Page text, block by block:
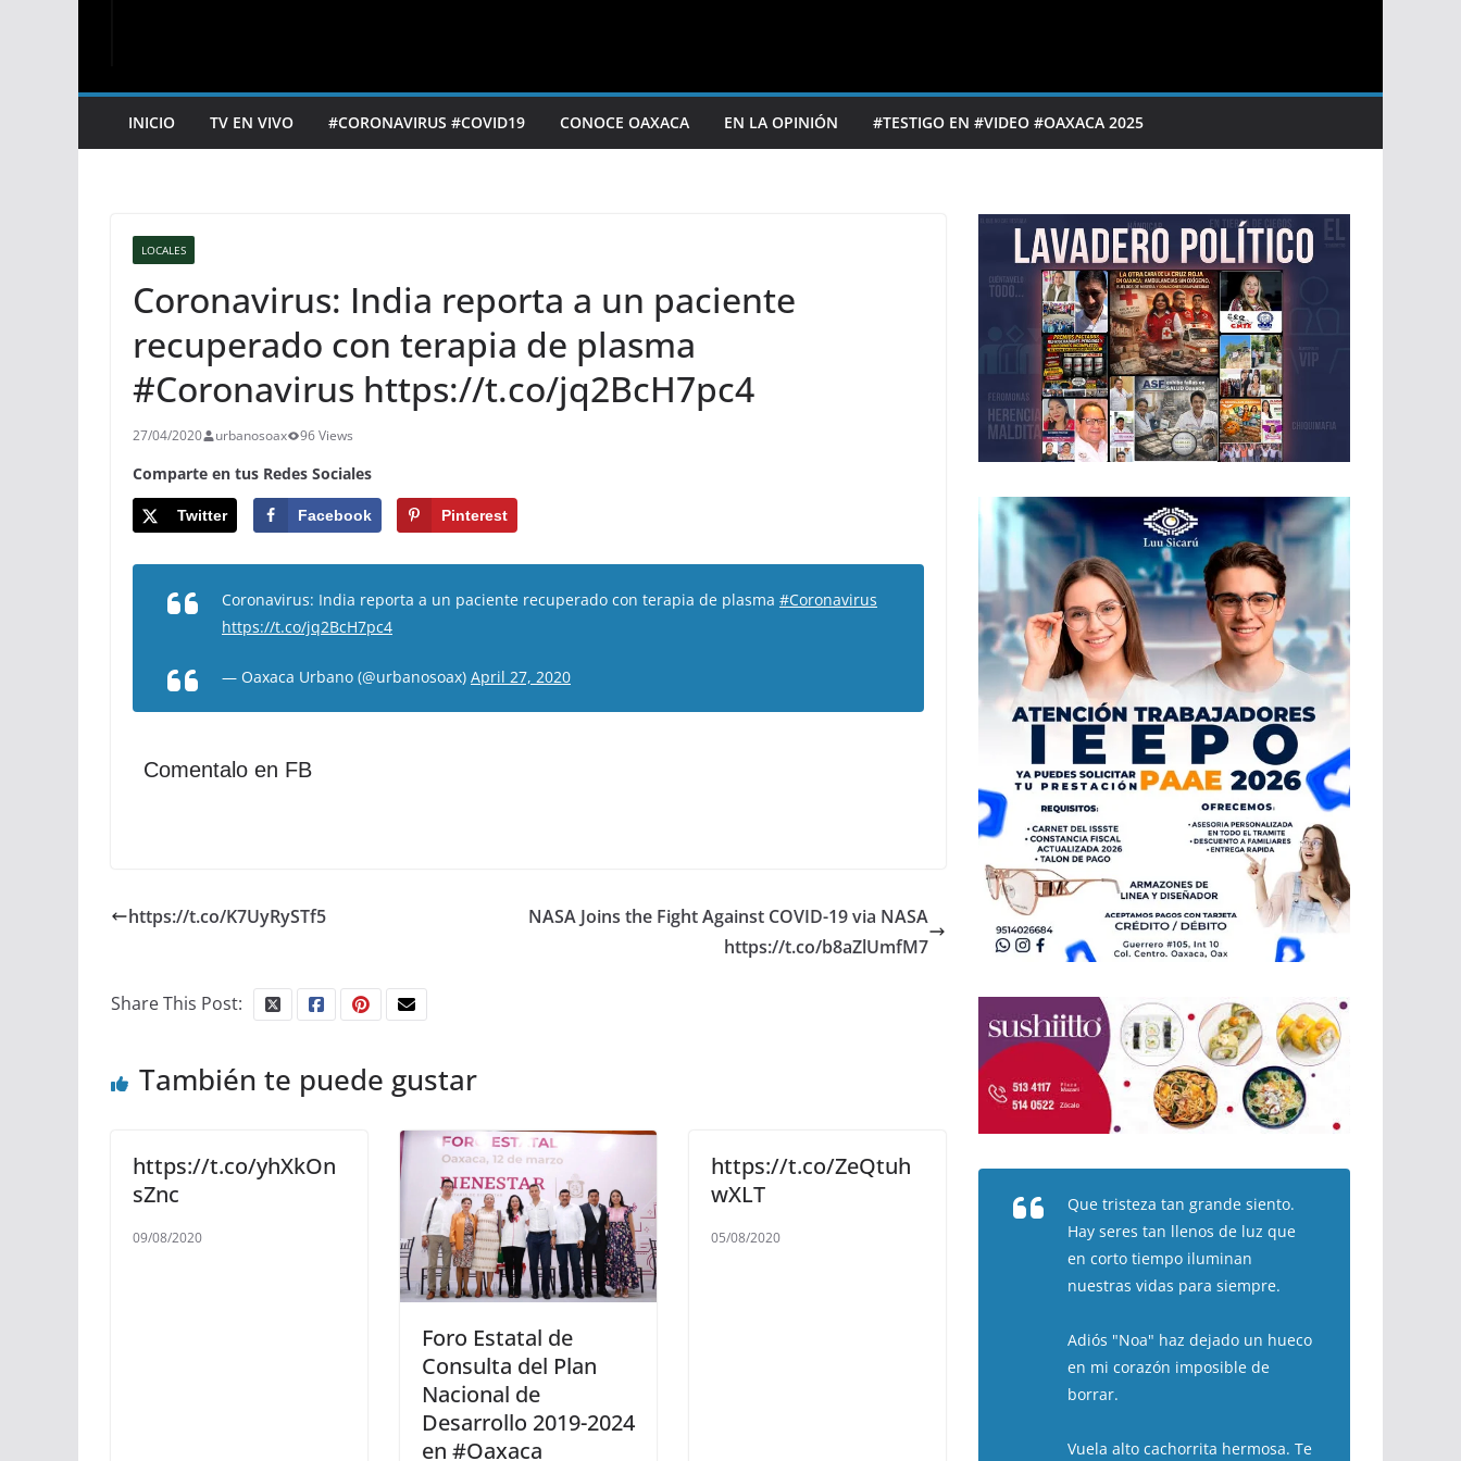
INICIO TV EN VIVO #CORONAVIRUS #COVID19 CONOCE OAXACA EN LA OPINIÓN #TESTIGO EN #VIDEO #OAXACA 2025
LOCALES
Coronavirus: India reporta a un paciente
recuperado con terapia de plasma
#Coronavirus https://t.co/jq2BcH7pc4
27/04/2020 urbanosoax 96 Views
Comparte en tus Redes Sociales
Twitter Facebook Pinterest
Coronavirus: India reporta a un paciente recuperado con terapia de plasma #Coronavirus
https://t.co/jq2BcH7pc4
— Oaxaca Urbano (@urbanosoax) April 27, 2020
Comentalo en FB
https://t.co/K7UyRySTf5
NASA Joins the Fight Against COVID-19 via NASA
https://t.co/b8aZlUmfM7
Share This Post:
También te puede gustar
https://t.co/yhXkOn
sZnc
09/08/2020
Foro Estatal de
Consulta del Plan
Nacional de
Desarrollo 2019-2024
en #Oaxaca
https://t.co/ZeQtuh
wXLT
05/08/2020
Que tristeza tan grande siento.
Hay seres tan llenos de luz que
en corto tiempo iluminan
nuestras vidas para siempre.
Adiós "Noa" haz dejado un hueco
en mi corazón imposible de
borrar.
Vuela alto cachorrita hermosa. Te